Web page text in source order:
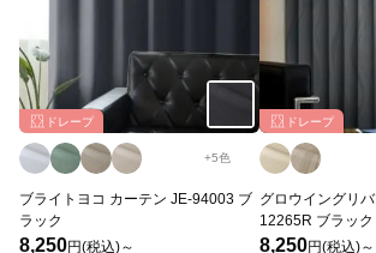
ドレープ
+5色
ブライトヨコ カーテン JE-94003 ブ
ラック
8,250円(税込)～
ドレープ
グロウイングリ
12265R ブラック
8,250円(税込)～